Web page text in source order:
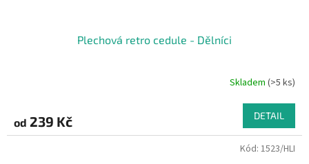
Plechová retro cedule - Dělníci
Skladem (>5 ks)
od 239 Kč DETAIL
Kód: 1523/HLI